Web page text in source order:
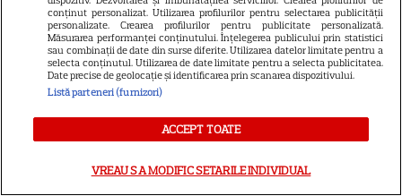
Prada 2” s-a lansat pe Disney+.
Meryl Streep și Anne
Hathaway revin la revista
Runway
VEDETE STRĂINE
impresionant pentru Anne
conținut personalizat. Utilizarea profilurilor pentru selectarea publicității
personalizate. Crearea profilurilor pentru publicitate personalizată.
Măsurarea performanței conținutului. Înțelegerea publicului prin statistici
sau combinații de date din surse diferite. Utilizarea datelor limitate pentru a
selecta conținutul. Utilizarea de date limitate pentru a selecta publicitatea.
Date precise de geolocație și identificarea prin scanarea dispozitivului.
Listă parteneri (furnizori)
ACCEPT TOATE
VREAU SA MODIFIC SETARILE INDIVIDUAL